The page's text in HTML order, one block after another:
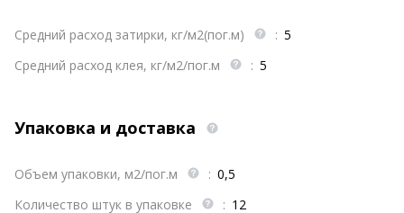
Средний расход затирки, кг/м2(пог.м) : 5
Средний расход клея, кг/м2/пог.м
: 5
Упаковка и доставка
Объем упаковки, м2/пог.м : 0,5
Количество штук в упаковке
: 12